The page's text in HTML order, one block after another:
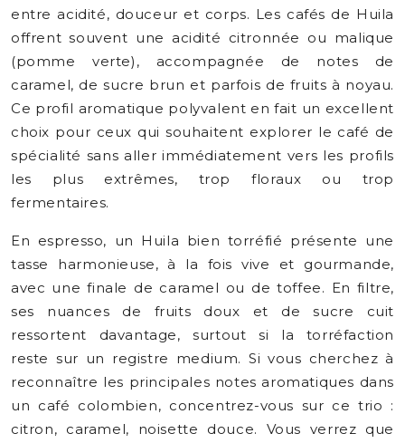
entre acidité, douceur et corps. Les cafés de Huila
offrent souvent une acidité citronnée ou malique
(pomme verte), accompagnée de notes de
caramel, de sucre brun et parfois de fruits à noyau.
Ce profil aromatique polyvalent en fait un excellent
choix pour ceux qui souhaitent explorer le café de
spécialité sans aller immédiatement vers les profils
les plus extrêmes, trop floraux ou trop
fermentaires.
En espresso, un Huila bien torréfié présente une
tasse harmonieuse, à la fois vive et gourmande,
avec une finale de caramel ou de toffee. En filtre,
ses nuances de fruits doux et de sucre cuit
ressortent davantage, surtout si la torréfaction
reste sur un registre medium. Si vous cherchez à
reconnaître les principales notes aromatiques dans
un café colombien, concentrez-vous sur ce trio :
citron, caramel, noisette douce. Vous verrez que